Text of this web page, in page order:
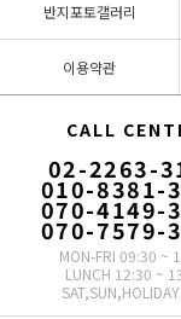
반지포토갤러리
이용약관
CALL
02-2263-
010-8381-
070-4149-
070-7579-
MON-FRI 09:30 ~
LUNCH 12:30 ~